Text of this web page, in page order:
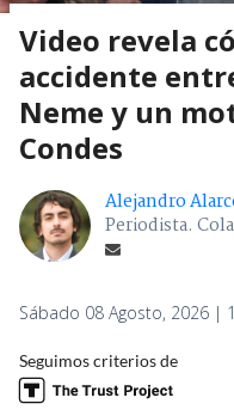
Video revela
accidente
Neme y un
Condes
Alejandro
Periodista.
Sábado 08 Agosto, 2026 |
Seguimos criterios de